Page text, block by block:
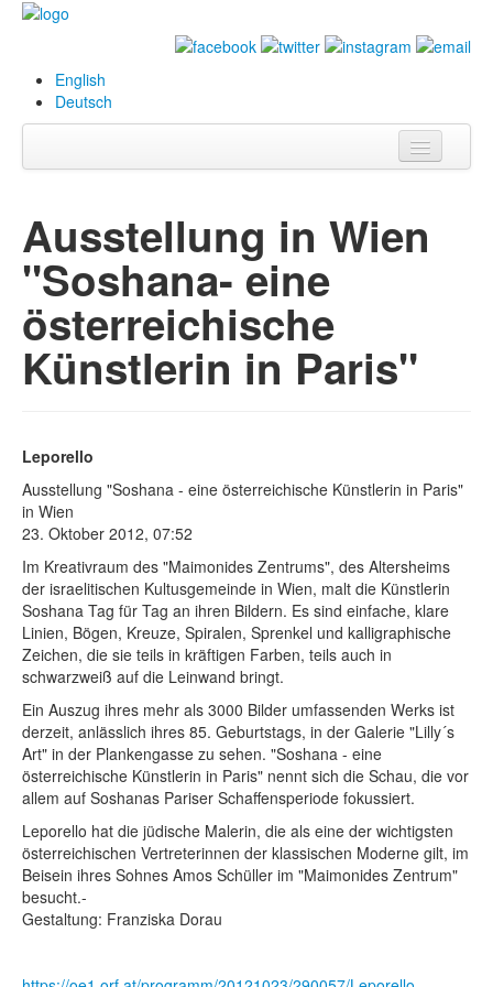
English
Deutsch
Biografie
Bilder
Datenbank
Ausstellungen
Presse
Fotos
Publikationen
Texte
Sammlungen
Museen
Ausstellung in Wien
"Soshana- eine
österreichische
Künstlerin in Paris"
Leporello
Ausstellung "Soshana - eine österreichische Künstlerin in Paris"
in Wien
23. Oktober 2012, 07:52
Im Kreativraum des "Maimonides Zentrums", des Altersheims
der israelitischen Kultusgemeinde in Wien, malt die Künstlerin
Soshana Tag für Tag an ihren Bildern. Es sind einfache, klare
Linien, Bögen, Kreuze, Spiralen, Sprenkel und kalligraphische
Zeichen, die sie teils in kräftigen Farben, teils auch in
schwarzweiß auf die Leinwand bringt.
Ein Auszug ihres mehr als 3000 Bilder umfassenden Werks ist
derzeit, anlässlich ihres 85. Geburtstags, in der Galerie "Lilly´s
Art" in der Plankengasse zu sehen. "Soshana - eine
österreichische Künstlerin in Paris" nennt sich die Schau, die vor
allem auf Soshanas Pariser Schaffensperiode fokussiert.
Leporello hat die jüdische Malerin, die als eine der wichtigsten
österreichischen Vertreterinnen der klassischen Moderne gilt, im
Beisein ihres Sohnes Amos Schüller im "Maimonides Zentrum"
besucht.-
Gestaltung: Franziska Dorau